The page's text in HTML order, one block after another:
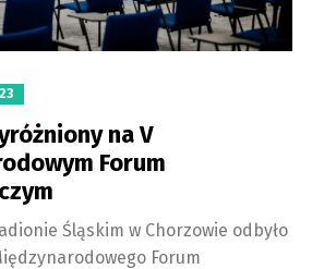
na V
Forum
Śląskim w Chorzowie odbyło
Forum